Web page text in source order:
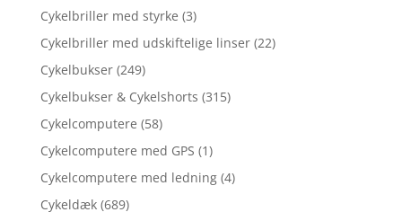
Cykelbriller med styrke (3)
Cykelbriller med udskiftelige linser (22)
Cykelbukser (249)
Cykelbukser & Cykelshorts (315)
Cykelcomputere (58)
Cykelcomputere med GPS (1)
Cykelcomputere med ledning (4)
Cykeldæk (689)